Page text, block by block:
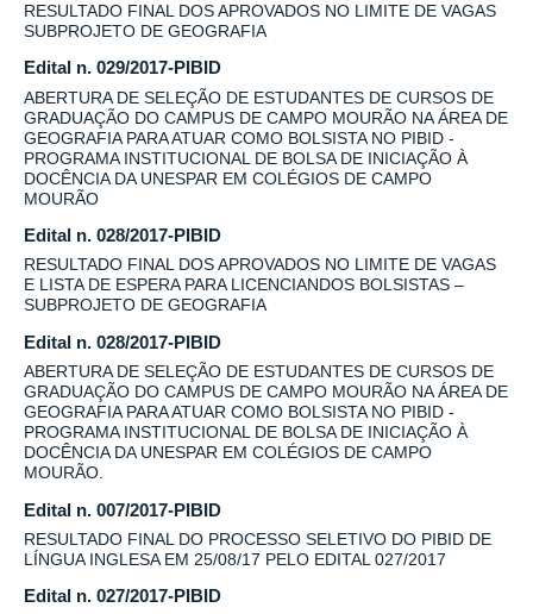
RESULTADO FINAL DOS APROVADOS NO LIMITE DE VAGAS
SUBPROJETO DE GEOGRAFIA
Edital n. 029/2017-PIBID
ABERTURA DE SELEÇÃO DE ESTUDANTES DE CURSOS DE
GRADUAÇÃO DO CAMPUS DE CAMPO MOURÃO NA ÁREA DE
GEOGRAFIA PARA ATUAR COMO BOLSISTA NO PIBID -
PROGRAMA INSTITUCIONAL DE BOLSA DE INICIAÇÃO À
DOCÊNCIA DA UNESPAR EM COLÉGIOS DE CAMPO
MOURÃO
Edital n. 028/2017-PIBID
RESULTADO FINAL DOS APROVADOS NO LIMITE DE VAGAS
E LISTA DE ESPERA PARA LICENCIANDOS BOLSISTAS –
SUBPROJETO DE GEOGRAFIA
Edital n. 028/2017-PIBID
ABERTURA DE SELEÇÃO DE ESTUDANTES DE CURSOS DE
GRADUAÇÃO DO CAMPUS DE CAMPO MOURÃO NA ÁREA DE
GEOGRAFIA PARA ATUAR COMO BOLSISTA NO PIBID -
PROGRAMA INSTITUCIONAL DE BOLSA DE INICIAÇÃO À
DOCÊNCIA DA UNESPAR EM COLÉGIOS DE CAMPO
MOURÃO.
Edital n. 007/2017-PIBID
RESULTADO FINAL DO PROCESSO SELETIVO DO PIBID DE
LÍNGUA INGLESA EM 25/08/17 PELO EDITAL 027/2017
Edital n. 027/2017-PIBID